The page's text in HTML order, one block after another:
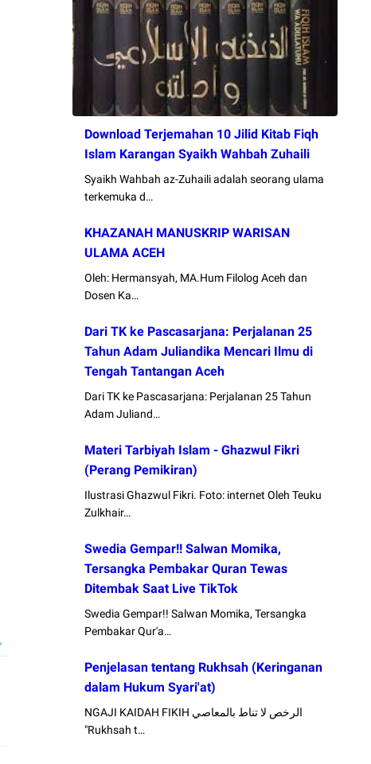
Download Terjemahan 10 Jilid Kitab Fiqh
Islam Karangan Syaikh Wahbah Zuhaili
Syaikh Wahbah az-Zuhaili adalah seorang ulama
terkemuka d…
KHAZANAH MANUSKRIP WARISAN
ULAMA ACEH
Oleh: Hermansyah, MA.Hum Filolog Aceh dan
Dosen Ka…
Dari TK ke Pascasarjana: Perjalanan 25
Tahun Adam Juliandika Mencari Ilmu di
Tengah Tantangan Aceh
Dari TK ke Pascasarjana: Perjalanan 25 Tahun
Adam Juliand…
Materi Tarbiyah Islam - Ghazwul Fikri
(Perang Pemikiran)
Ilustrasi Ghazwul Fikri. Foto: internet Oleh Teuku
Zulkhair…
Swedia Gempar!! Salwan Momika,
Tersangka Pembakar Quran Tewas
Ditembak Saat Live TikTok
Swedia Gempar!! Salwan Momika, Tersangka
Pembakar Qur'a…
Penjelasan tentang Rukhsah (Keringanan
dalam Hukum Syari'at)
NGAJI KAIDAH FIKIH الرخص لا تناط بالمعاصي
"Rukhsah t…